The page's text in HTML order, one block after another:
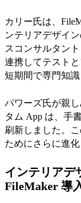
カリー氏は、
ンテリアデザイ
スコンサルタン
連携してテスト
短期間で専門知識
パワーズ氏が親し
タム App は、手
刷新しました。
ためにさらに進化
インテリアデ
FileMaker 導